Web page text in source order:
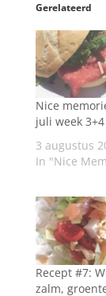
Gerelateerd
Nice
juli week 3+4
3 augustus
In "Nice
Recept #7:
zalm,